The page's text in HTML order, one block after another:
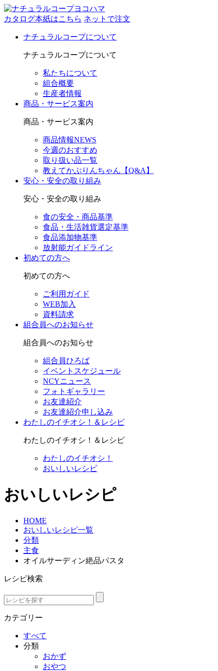
カタログ本紙はこちら ネットで注文
ナチュラルコープについて
ナチュラルコープについて
私たちについて
組合概要
生産者情報
商品・サービス案内
商品・サービス案内
商品情報NEWS
今週のおすすめ
取り扱い品一覧
教えてかぶりんちゃん【Q&A】
安心・安全の取り組み
安心・安全の取り組み
食の安全・商品基準
食品・生活雑貨選定基準
食品添加物基準
放射能ガイドライン
初めての方へ
初めての方へ
ご利用ガイド
WEB加入
資料請求
組合員へのお知らせ
組合員へのお知らせ
組合員ひろば
イベントスケジュール
NCYニュース
フォトギャラリー
お友達紹介
お友達紹介申し込み
わたしのイチオシ！＆レシピ
わたしのイチオシ！＆レシピ
わたしのイチオシ！
おいしいレシピ
おいしいレシピ
HOME
おいしいレシピ一覧
分類
主食
オイルサーディン絶品パスタ
レシピ検索
カテゴリー
すべて
分類
おかず
おやつ